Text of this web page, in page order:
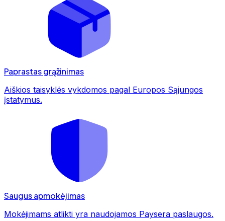
Paprastas grąžinimas
Aiškios taisyklės vykdomos pagal Europos Sąjungos
įstatymus.
Saugus apmokėjimas
Mokėjimams atlikti yra naudojamos Paysera paslaugos.